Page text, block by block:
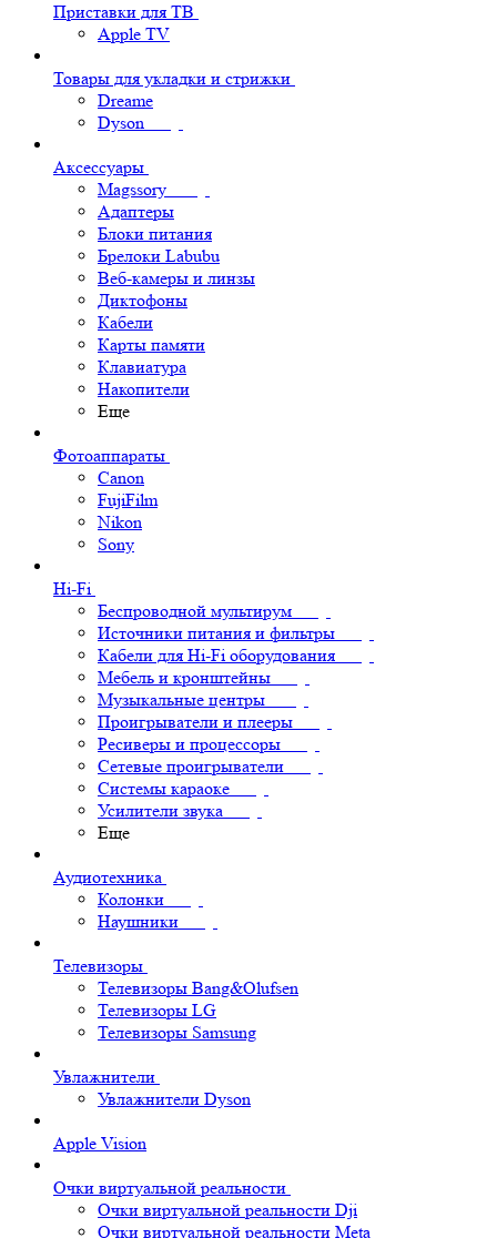
Приставки для ТВ
Apple TV
Товары для укладки и стрижки
Dreame
Dyson
Аксессуары
Magssory
Адаптеры
Блоки питания
Брелоки Labubu
Веб-камеры и линзы
Диктофоны
Кабели
Карты памяти
Клавиатура
Накопители
Еще
Фотоаппараты
Canon
FujiFilm
Nikon
Sony
Hi-Fi
Беспроводной мультирум
Источники питания и фильтры
Кабели для Hi-Fi оборудования
Мебель и кронштейны
Музыкальные центры
Проигрыватели и плееры
Ресиверы и процессоры
Сетевые проигрыватели
Системы караоке
Усилители звука
Еще
Аудиотехника
Колонки
Наушники
Телевизоры
Телевизоры Bang&Olufsen
Телевизоры LG
Телевизоры Samsung
Увлажнители
Увлажнители Dyson
Apple Vision
Очки виртуальной реальности
Очки виртуальной реальности Dji
Очки виртуальной реальности Meta